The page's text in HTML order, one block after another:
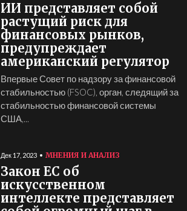
ИИ представляет собой
растущий риск для
финансовых рынков,
предупреждает
американский регулятор
Впервые Совет по надзору за финансовой
стабильностью (FSOC), орган, следящий за
стабильностью финансовой системы
США,...
Дек 17, 2023 МНЕНИЯ И АНАЛИЗ
Закон ЕС об
искусственном
интеллекте представляет